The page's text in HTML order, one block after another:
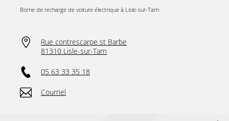
Borne de recharge de voiture électrique à Lisle-sur-Tarn
Rue contrescarpe st Barbe
81310 Lisle-sur-Tarn
05 63 33 35 18
Courriel